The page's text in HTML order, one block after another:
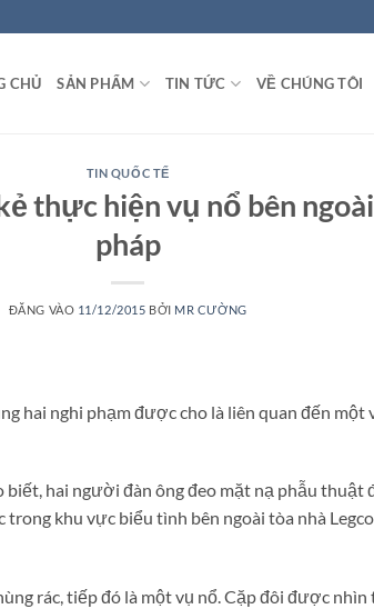
CHỦ SẢN PHẨM TIN TỨC VỀ CHÚNG TÔI
TIN QUỐC TẾ
thực hiện vụ nổ bên
pháp
ĐĂNG VÀO 11/12/2015 BỞI MR CƯỜNG
hai nghi phạm được cho là liên quan đến một
biết, hai người đàn ông đeo mặt nạ phẫu
trong khu vực biểu tình bên ngoài tòa nhà
rác, tiếp đó là một vụ nổ. Cặp đôi được